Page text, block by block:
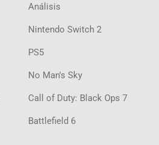
Análisis
Nintendo Switch 2
PS5
No Man's Sky
Call of Duty: Black Ops 7
Battlefield 6